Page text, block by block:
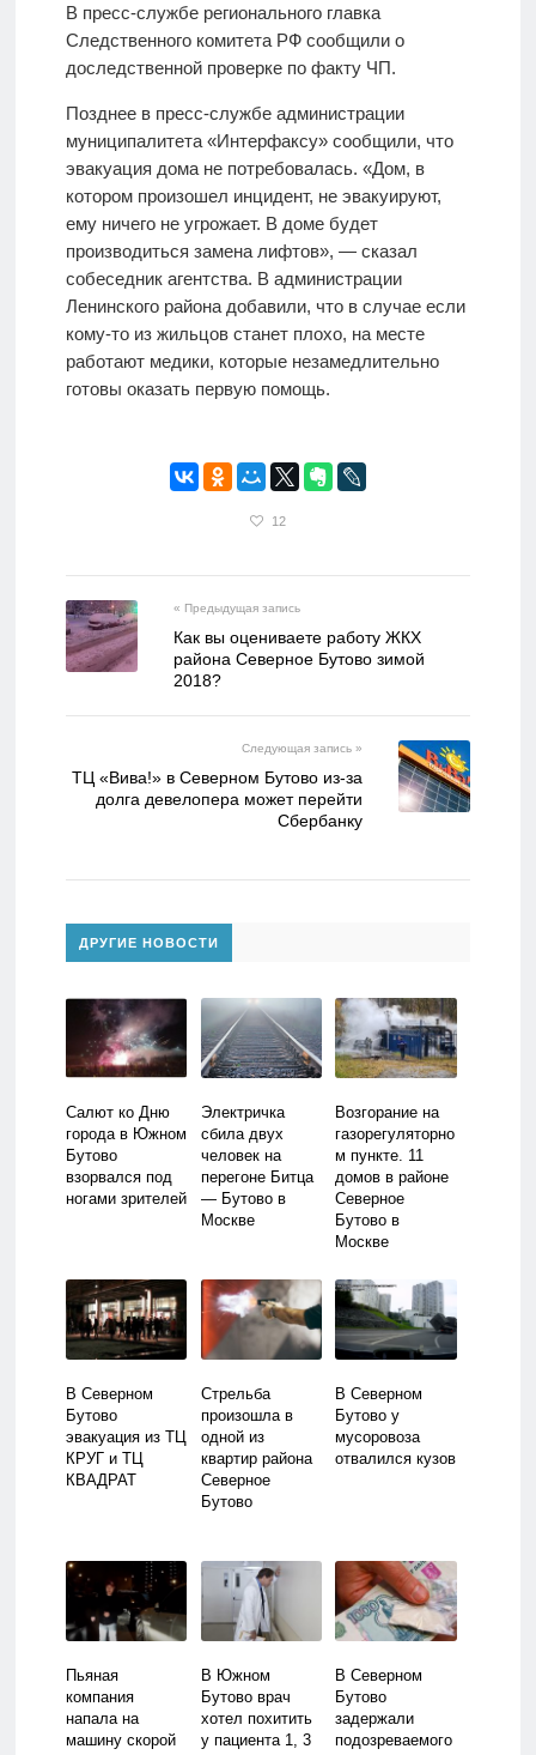
В пресс-службе регионального главка
Следственного комитета РФ сообщили о
доследственной проверке по факту ЧП.
Позднее в пресс-службе администрации
муниципалитета «Интерфаксу» сообщили, что
эвакуация дома не потребовалась. «Дом, в
котором произошел инцидент, не эвакуируют,
ему ничего не угрожает. В доме будет
производиться замена лифтов», — сказал
собеседник агентства. В администрации
Ленинского района добавили, что в случае если
кому-то из жильцов станет плохо, на месте
работают медики, которые незамедлительно
готовы оказать первую помощь.
12
« Предыдущая запись
Как вы оцениваете работу ЖКХ
района Северное Бутово зимой
2018?
Следующая запись »
ТЦ «Вива!» в Северном Бутово из-за
долга девелопера может перейти
Сбербанку
ДРУГИЕ НОВОСТИ
Салют ко Дню
города в Южном
Бутово
взорвался под
ногами зрителей
Электричка
сбила двух
человек на
перегоне Битца
— Бутово в
Москве
Возгорание на
газорегуляторно
м пункте. 11
домов в районе
Северное
Бутово в
Москве
газа.
В Северном
Бутово
эвакуация из ТЦ
КРУГ и ТЦ
КВАДРАТ
Стрельба
произошла в
одной из
квартир района
Северное
Бутово
В Северном
Бутово у
мусоровоза
отвалился кузов
Пьяная
компания
напала на
машину скорой
В Южном
Бутово врач
хотел похитить
у пациента 1, 3
В Северном
Бутово
задержали
подозреваемого